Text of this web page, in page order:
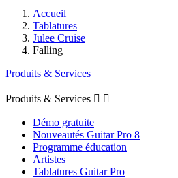
Accueil
Tablatures
Julee Cruise
Falling
Produits & Services
Produits & Services  
Démo gratuite
Nouveautés Guitar Pro 8
Programme éducation
Artistes
Tablatures Guitar Pro